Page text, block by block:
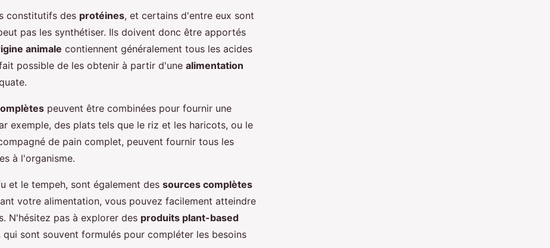
constitutifs des protéines, et certains d'entre eux sont
pas les synthétiser. Ils doivent donc être apportés
animale contiennent généralement tous les acides
possible de les obtenir à partir d'une alimentation
peuvent être combinées pour fournir une
exemple, des plats tels que le riz et les haricots, ou le
de pain complet, peuvent fournir tous les
à l'organisme.
et le tempeh, sont également des sources complètes
votre alimentation, vous pouvez facilement atteindre
N'hésitez pas à explorer des produits plant-based
sont souvent formulés pour compléter les besoins